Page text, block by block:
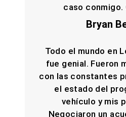
caso conmigo.
Bryan
Todo el mundo en
fue genial. Fueron
con las constantes
el estado del
vehículo y mis
Negociaron un